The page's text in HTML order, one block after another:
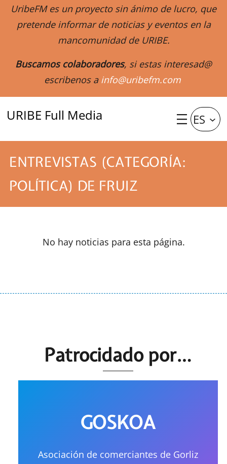
UribeFM es un proyecto sin ánimo de lucro, que
pretende informar de noticias y eventos en la
mancomunidad de URIBE.
Buscamos colaboradores, si estas interesad@
escribenos a info@uribefm.com
URIBE Full Media ES
ENTREVISTAS (CATEGORÍA:
POLÍTICA) DE FRUIZ
No hay noticias para esta página.
Patrocidado por…
GOSKOA
Asociación de comerciantes de Gorliz